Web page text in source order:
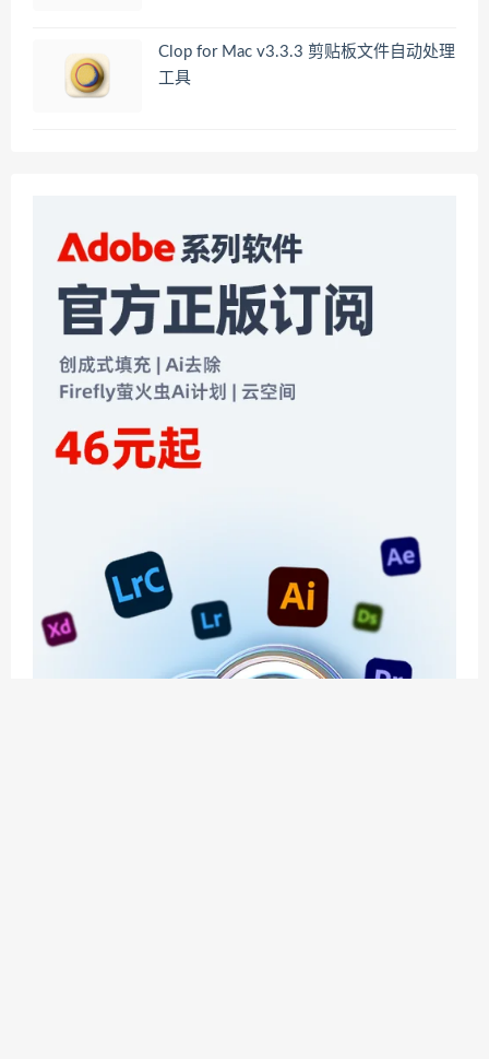
Clop for Mac v3.3.3 剪贴板文件自动处理
工具